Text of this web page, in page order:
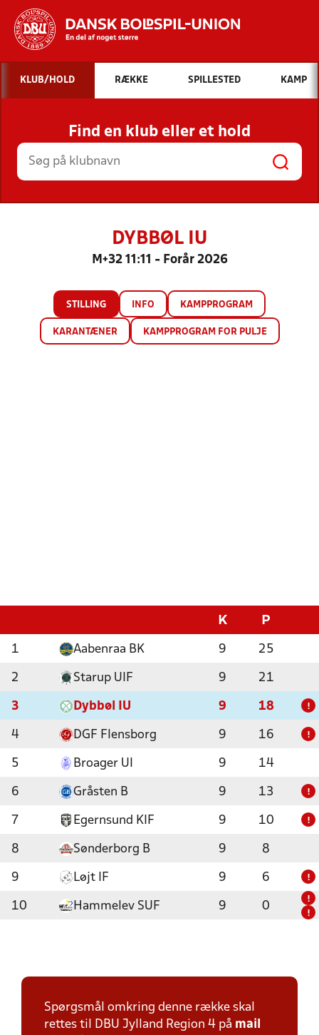
Hvad vil du søge efter?
INDHOLD OG NYHEDER
STILLINGER, RESULTATER, KLUBBER OG
HOLD
KLUB/HOLD RÆKKE SPILLESTED KAMP
Find en klub eller et hold
DYBBØL IU
M+32 11:11 - Forår 2026
STILLING INFO KAMPPROGRAM
KARANTÆNER KAMPPROGRAM FOR PULJE
K P
1 Aabenraa BK 9 25
2 Starup UIF 9 21
3 Dybbøl IU 9 18 !
4 DGF Flensborg 9 16 !
5 Broager UI 9 14
6 Gråsten B 9 13 !
7 Egernsund KIF 9 10 !
8 Sønderborg B 9 8
9 Løjt IF 9 6 !
10 Hammelev SUF 9 0
!
!
Spørgsmål omkring denne række skal
rettes til DBU Jylland Region 4 på mail